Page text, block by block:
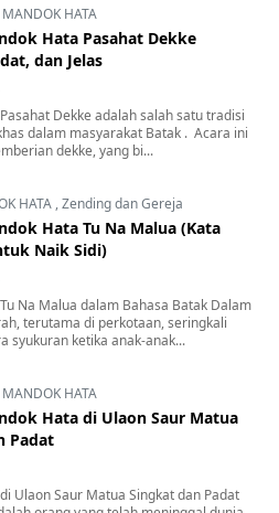
MANDOK HATA
Hata Pasahat Dekke
dan Jelas
Dekke adalah salah satu tradisi
dalam masyarakat Batak . Acara ini
dekke, yang bi...
HATA,Zending dan Gereja
Hata Tu Na Malua (Kata
Naik Sidi)
Na Malua dalam Bahasa Batak Dalam
terutama di perkotaan, seringkali
syukuran ketika anak-anak...
MANDOK HATA
Hata di Ulaon Saur Matua
Padat
Ulaon Saur Matua Singkat dan Padat